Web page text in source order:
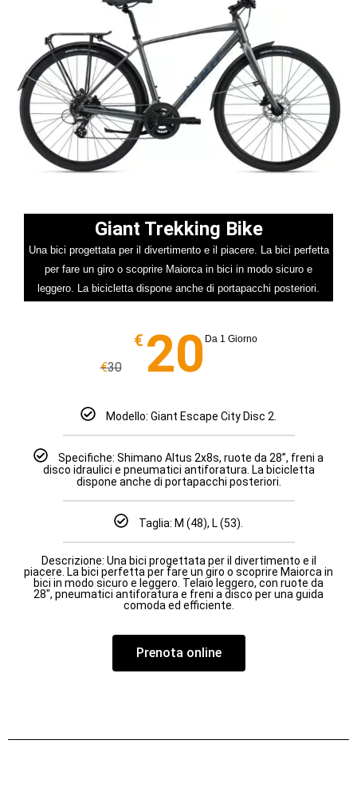
Giant Trekking Bike
Una bici progettata per il divertimento e il piacere. La bici perfetta
per fare un giro o scoprire Maiorca in bici in modo sicuro e
leggero. La bicicletta dispone anche di portapacchi posteriori.
€30
€ 20 Da 1 Giorno
Modello: Giant Escape City Disc 2.
Specifiche: Shimano Altus 2x8s, ruote da 28”, freni a
disco idraulici e pneumatici antiforatura. La bicicletta
dispone anche di portapacchi posteriori.
Taglia: M (48), L (53).
Descrizione: Una bici progettata per il divertimento e il
piacere. La bici perfetta per fare un giro o scoprire Maiorca in
bici in modo sicuro e leggero. Telaio leggero, con ruote da
28", pneumatici antiforatura e freni a disco per una guida
comoda ed efficiente.
Prenota online